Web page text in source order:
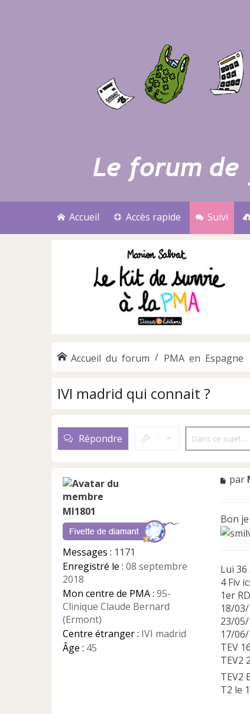
Accueil Accès rapide Suivi
Accueil du forum PMA en Espagne
IVI madrid qui connait ?
Répondre
Ml1801
Messages : 1171
Enregistré le : 08 septembre
2018
Mon centre de PMA : 95-
Clinique Claude Bernard
(Ermont)
Centre étranger : IVI madrid
Âge : 45
M
a
g
o
n
l
u
par
Bon
Lui 36
4 Fiv
1er
18/
23/
17/
TEV
TEV2
TEV2
T2 le